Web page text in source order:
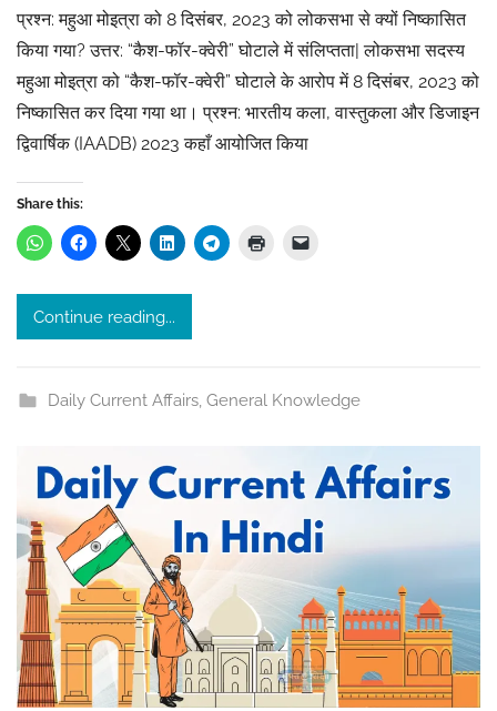
I
s
h
t
v
a
प्रश्न: महुआ मोइत्रा को 8 दिसंबर, 2023 को लोकसभा से क्यों निष्कासित
किया गया? उत्तर: “कैश-फॉर-क्वेरी” घोटाले में संलिप्तता| लोकसभा सदस्य
महुआ मोइत्रा को “कैश-फॉर-क्वेरी” घोटाले के आरोप में 8 दिसंबर, 2023 को
निष्कासित कर दिया गया था। प्रश्न: भारतीय कला, वास्तुकला और डिजाइन
द्विवार्षिक (IAADB) 2023 कहाँ आयोजित किया
Share this:
Continue reading...
Daily Current Affairs, General Knowledge